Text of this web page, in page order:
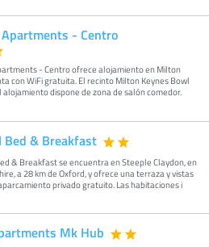
- Centro
- Centro ofrece alojamiento en Milton
con WiFi gratuita. El recinto Milton Keynes Bowl
alojamiento dispone de zona de salón comedor.
Bed & Breakfast
& Breakfast se encuentra en Steeple Claydon, en
a 28 km de Oxford, y ofrece una terraza y vistas
privado gratuito. Las habitaciones i
Mk Hub